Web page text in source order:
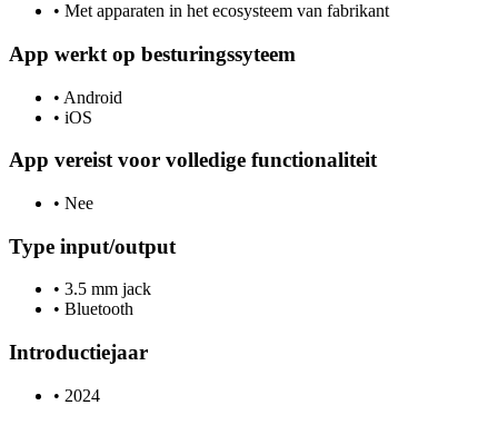
• Met apparaten in het ecosysteem van fabrikant
App werkt op besturingssyteem
• Android
• iOS
App vereist voor volledige functionaliteit
• Nee
Type input/output
• 3.5 mm jack
• Bluetooth
Introductiejaar
• 2024